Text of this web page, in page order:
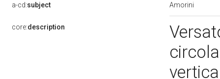
a-cd:subject Amorini
core:description